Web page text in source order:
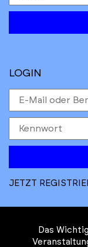
LOGIN
JETZT
Das